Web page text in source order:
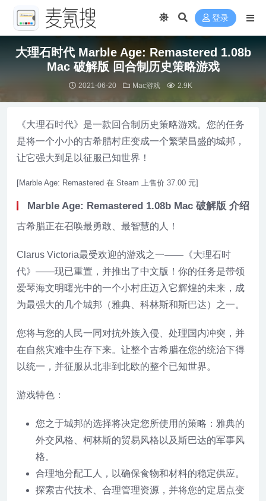
登录
大理石时代 Marble Age: Remastered 1.08b
Mac 破解版 回合制历史策略游戏
2021-06-20 Mac游戏 2.9K
《大理石时代》是一款回合制历史策略游戏。您的任务
是将一个小小的古希腊村庄变成一个繁荣昌盛的城邦，
让它强大到足以征服已知世界！
[Marble Age: Remastered 在 Steam 上售价 37.00 元]
Marble Age: Remastered 1.08b Mac 破解版 介绍
古希腊正在召唤最勇敢、最智慧的人！
Clarus Victoria最受欢迎的游戏之一——《大理石时
代》——现已重置，并推出了中文版！你的任务是带领
爱琴海文明曙光中的一个小村庄迈入它辉煌的未来，成
为最强大的几个城邦（雅典、科林斯和斯巴达）之一。
您将与您的人民一同对抗外族入侵、处理国内冲突，并
在自然灾难中生存下来。让整个古希腊在您的统治下得
以统一，并征服从北非到北欧的整个已知世界。
游戏特色：
您之于城邦的选择将决定您所使用的策略：雅典的
外交风格、柯林斯的贸易风格以及斯巴达的军事风
格。
合理地分配工人，以确保食物和材料的稳定供应。
探索古代技术、合理管理资源，并将您的定居点变